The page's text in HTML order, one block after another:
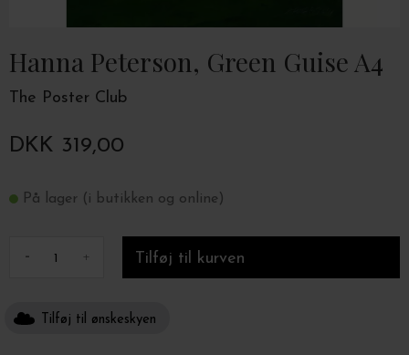
Hanna Peterson, Green Guise A4
The Poster Club
DKK 319,00
På lager (i butikken og online)
- +
Tilføj til ønskeskyen